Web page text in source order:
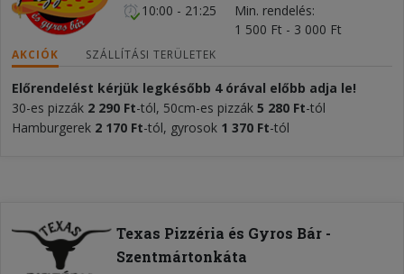
10:00 - 21:25
Min. rendelés
1 500 Ft - 3 000 Ft
AKCIÓK SZÁLLÍTÁSI TERÜLETEK
Előrendelést kérjük legkésőbb 4 órával előbb adja le!
30-es pizzák 2 290 Ft-tól, 50cm-es pizzák 5 280 Ft-tól
Hamburgerek 2 170 Ft-tól, gyrosok 1 370 Ft-tól
Texas Pizzéria és Gyros Bár -
Szentmártonkáta